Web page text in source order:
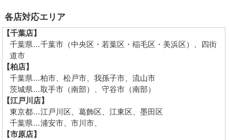
各店対応エリア
【千葉店】
千葉県…千葉市（中央区・若葉区・稲毛区・美浜区）、四街
道市
【柏店】
千葉県…柏市、松戸市、我孫子市、流山市
茨城県…取手市（南部）、守谷市（南部）
【江戸川店】
東京都…江戸川区、葛飾区、江東区、墨田区
千葉県…浦安市、市川市、
【市原店】